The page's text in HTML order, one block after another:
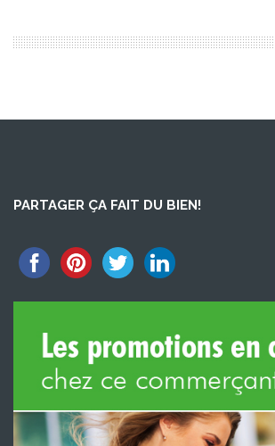
PARTAGER ÇA FAIT DU BIEN!